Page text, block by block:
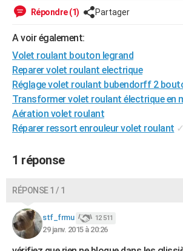
Forum
Aménagement intérieur
Extérieur
Cuisine
Salle de bains
Jardinage
Rangement
WEEK-END
LIFESTYLE
Art de vivre
Bien-être
Loisirs
Mode
Modes de vie
SANTE
Alimentation
Guide de la santé
Maladies
Médicaments
Sommeil
VOYAGE
Destinations
City break
Voyage nature
Voyage de noces
Forum
Climat
+PHOTO
GUIDES D'ACHAT
BONS PLANS
Dictionnaire
Biographies
Citations
Expressions
Proverbes
PROGRAMME TV
Répondre (1) Partager
A voir également:
Volet roulant bouton legrand
Reparer volet roulant electrique
Réglage volet roulant bubendorff 2
Transformer volet roulant électrique en
Aération volet roulant
Réparer ressort enrouleur volet roulant ✓
1 réponse
RÉPONSE 1 / 1
stf_frmu 12 511
29 janv. 2015 à 20:26